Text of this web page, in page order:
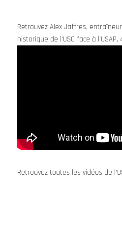
Retrouvez Alex Jaffres,
historique de l’USC face à l’USAP,
Retrouvez toutes les vidéos de